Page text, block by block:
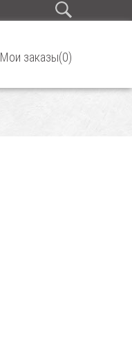
Мои заказы(0)